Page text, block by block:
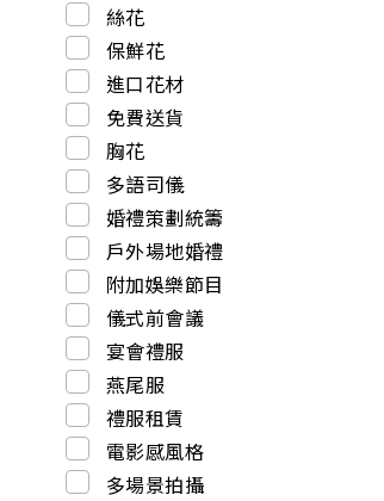
絲花
保鮮花
進口花材
免費送貨
胸花
多語司儀
婚禮策劃統籌
戶外場地婚禮
附加娛樂節目
儀式前會議
宴會禮服
燕尾服
禮服租賃
電影感風格
多場景拍攝